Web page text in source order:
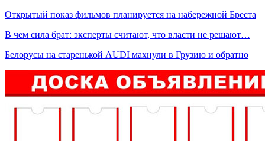
Открытый показ фильмов планируется на набережной Бреста
В чем сила брат: эксперты считают, что власти не решают…
Белорусы на старенькой AUDI махнули в Грузию и обратно